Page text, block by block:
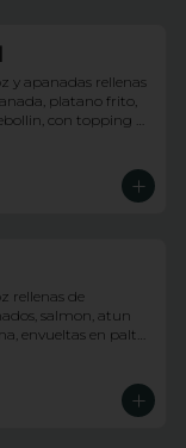
y apanadas rellenas
platano frito,
con topping
rellenas de
salmon, atun
envueltas en palta,